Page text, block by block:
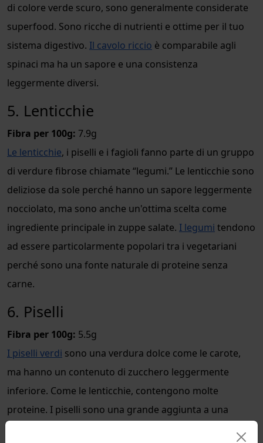
di colore verde scuro, sono generalmente considerate
superfood. Sono ricche di nutrienti e ottime per il tuo
sistema digestivo. Il cavolo riccio è comparabile agli
spinaci ma ha un sapore e una consistenza
leggermente diversi.
5. Lenticchie
Fibra per 100g: 7.9g
Le lenticchie, i piselli e i fagioli fanno parte di un gruppo
di verdure fibrose chiamate “legumi.” Le lenticchie sono
deliziose da sole perché hanno un sapore leggermente
nocciolato, ma sono anche un'ottima scelta come
ingrediente principale in zuppe salate. I legumi tendono
ad essere particolarmente popolari tra i vegetariani
perché sono una fonte naturale di proteine senza
carne.
6. Piselli
Fibra per 100g: 5.5g
I piselli verdi sono una verdura dolce come le carote,
ma hanno un contenuto di zucchero leggermente
inferiore. Come le lenticchie, contengono molte
proteine. I piselli sono una grande aggiunta a una